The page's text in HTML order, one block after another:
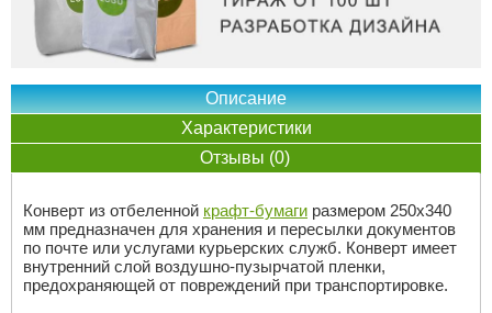
Описание
Характеристики
Отзывы (0)
Конверт из отбеленной крафт-бумаги размером 250х340
мм предназначен для хранения и пересылки документов
по почте или услугами курьерских служб. Конверт имеет
внутренний слой воздушно-пузырчатой пленки,
предохраняющей от повреждений при транспортировке.